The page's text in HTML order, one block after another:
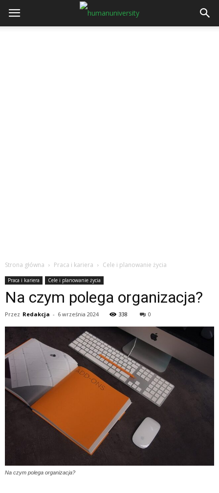
Strona główna Praca i kariera Cele i planowanie życia
Praca i kariera Cele i planowanie życia
Na czym polega organizacja?
Przez Redakcja - 6 września 2024 338 0
Na czym polega organizacja?